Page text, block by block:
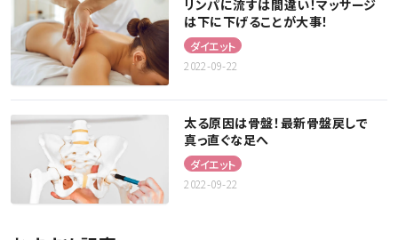
リンパに流すは間違い！マッサージ
は下に下げることが大事！
ダイエット
2022-09-22
太る原因は骨盤！最新骨盤戻しで
真っ直ぐな足へ
ダイエット
2022-09-22